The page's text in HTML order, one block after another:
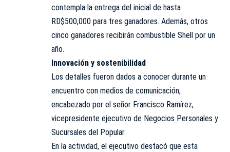
contempla la entrega del inicial de hasta
RD$500,000 para tres ganadores. Además, otros
cinco ganadores recibirán combustible Shell por un
año.
Innovación y sostenibilidad
Los detalles fueron dados a conocer durante un
encuentro con medios de comunicación,
encabezado por el señor Francisco Ramírez,
vicepresidente ejecutivo de Negocios Personales y
Sucursales del Popular.
En la actividad, el ejecutivo destacó que esta